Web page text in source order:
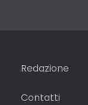
Redazione
Contatti